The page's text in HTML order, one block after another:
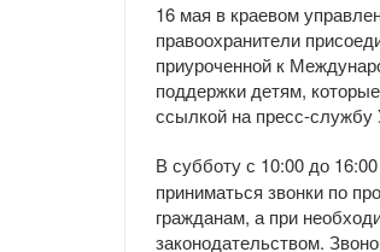
16 мая в краевом
правоохранители
приуроченной к
поддержки детям,
ссылкой на пресс-
В субботу с 10:00 до
приниматься звонки по
гражданам, а при
законодательством.